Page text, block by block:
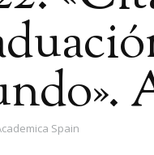
Spain